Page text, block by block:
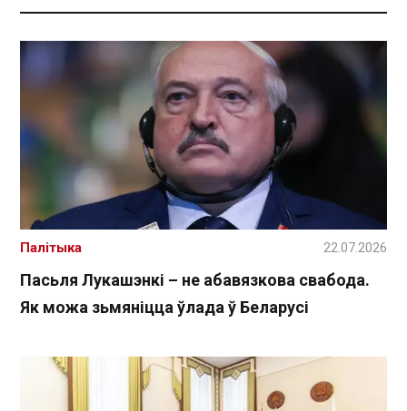
Пасьля Лукашэнкі – не абавязкова свабода.
Як можа зьмяніцца ўлада ў Беларусі
Палітыка 22.07.2026